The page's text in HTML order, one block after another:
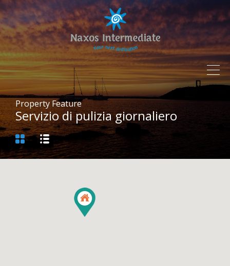
Property Feature
Servizio di pulizia giornaliero